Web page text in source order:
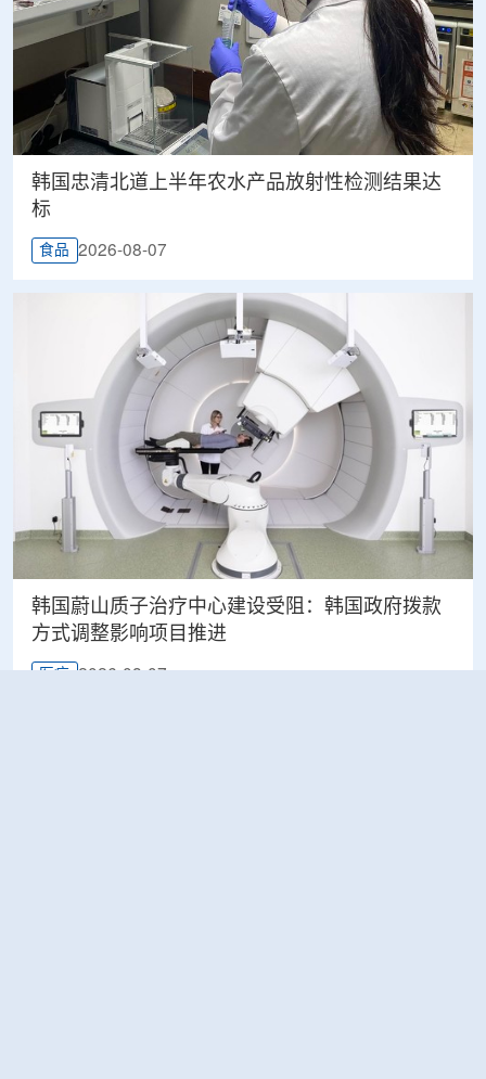
韩国忠清北道上半年农水产品放射性检测结果达
标
食品 2026-08-07
韩国蔚山质子治疗中心建设受阻：韩国政府拨款
方式调整影响项目推进
医疗 2026-08-07